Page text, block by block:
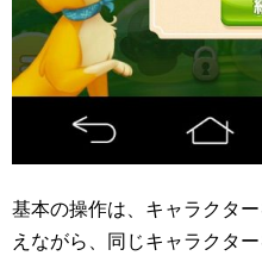
基本の操作は、キャラクタ
えながら、同じキャラクタ